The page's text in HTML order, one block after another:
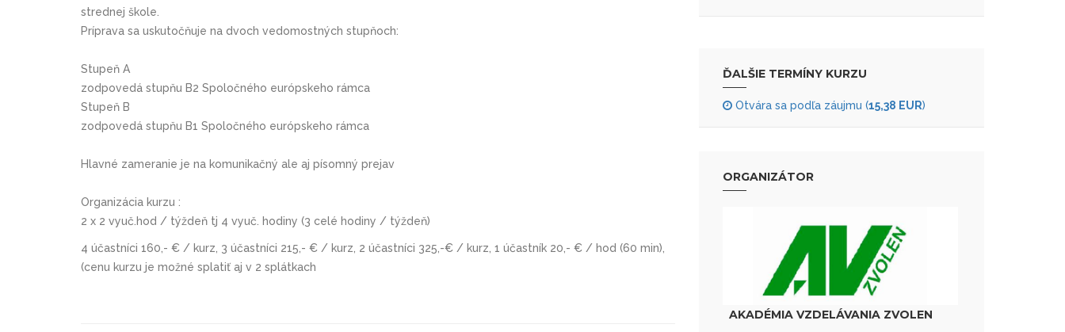
strednej škole.
Príprava sa uskutočňuje na dvoch vedomostných stupňoch:
Stupeň A
zodpovedá stupňu B2 Spoločného európskeho rámca
Stupeň B
zodpovedá stupňu B1 Spoločného európskeho rámca
Hlavné zameranie je na komunikačný ale aj písomný prejav
Organizácia kurzu :
2 x 2 vyuč.hod / týždeň tj 4 vyuč. hodiny (3 celé hodiny / týždeň)
4 účastníci 160,- € / kurz, 3 účastníci 215,- € / kurz, 2 účastníci 325,-€ / kurz, 1 účastník 20,- € / hod (60 min),
(cenu kurzu je možné splatiť aj v 2 splátkach
ĎALŠIE TERMÍNY KURZU
Otvára sa podľa záujmu (15,38 EUR)
ORGANIZÁTOR
AKADÉMIA VZDELÁVANIA ZVOLEN